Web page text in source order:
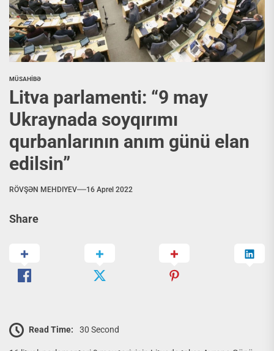
MÜSAHİBƏ
Litva parlamenti: “9 may
Ukraynada soyqırımı
qurbanlarının anım günü elan
edilsin”
RÖVŞƏN MEHDIYEV 16 Aprel 2022
Share
Read Time: 30 Second